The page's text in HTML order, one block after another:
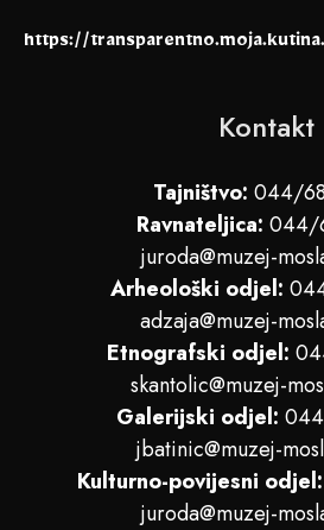
https://
Kontakt
Tajništvo: 044/
Ravnateljica: 044/
juroda@muzej-
Arheološki odjel:
adzaja@muzej-
Etnografski odjel:
skantolic@muzej-
Galerijski odjel:
jbatinic@muzej-
Kulturno-povijesni odjel:
juroda@muzej-